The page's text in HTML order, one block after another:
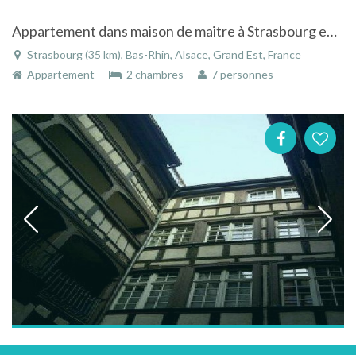
Appartement dans maison de maitre à Strasbourg en Alsace
Strasbourg (35 km), Bas-Rhin, Alsace, Grand Est, France
Appartement
2 chambres 7 personnes